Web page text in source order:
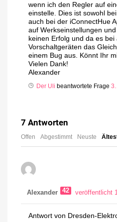
wenn ich den Regler auf
einstelle. Dies ist sowohl
auch bei der iConnectHue
auf Werkseinstellungen
keinen Erfolg und da es bei
Vorschaltgeräten das
einem Bug aus. Könnt Ihr
Vielen Dank!
Alexander
Der Uli beantwortete Frage
7 Antworten
Offen Abgestimmt Neuste
Alexander 42
veröffentlicht
Antwort von Dresden-